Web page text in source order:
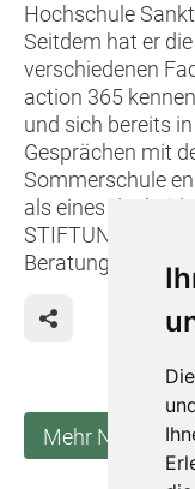
Hochschule
Seitdem hat er die
verschiedenen
action 365
und sich bereits
Gesprächen mit
Sommerschule
als eines der
STIFTUNG HAUS
Beratung des
Mehr